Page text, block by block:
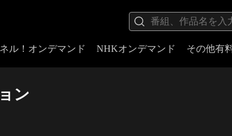
ル！オンデマンド NHKオンデマンド その他有
ン